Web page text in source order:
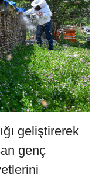
geliştirerek
genç